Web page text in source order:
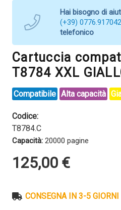
Hai bisogno di
(+39) 0776.917042
telefonico
Cartuccia
T8784 XXL
Compatibile Alta capacità
Codice:
T8784.C
Capacità: 20000 pagine
125,00 €
CONSEGNA IN 3-5 GIORNI